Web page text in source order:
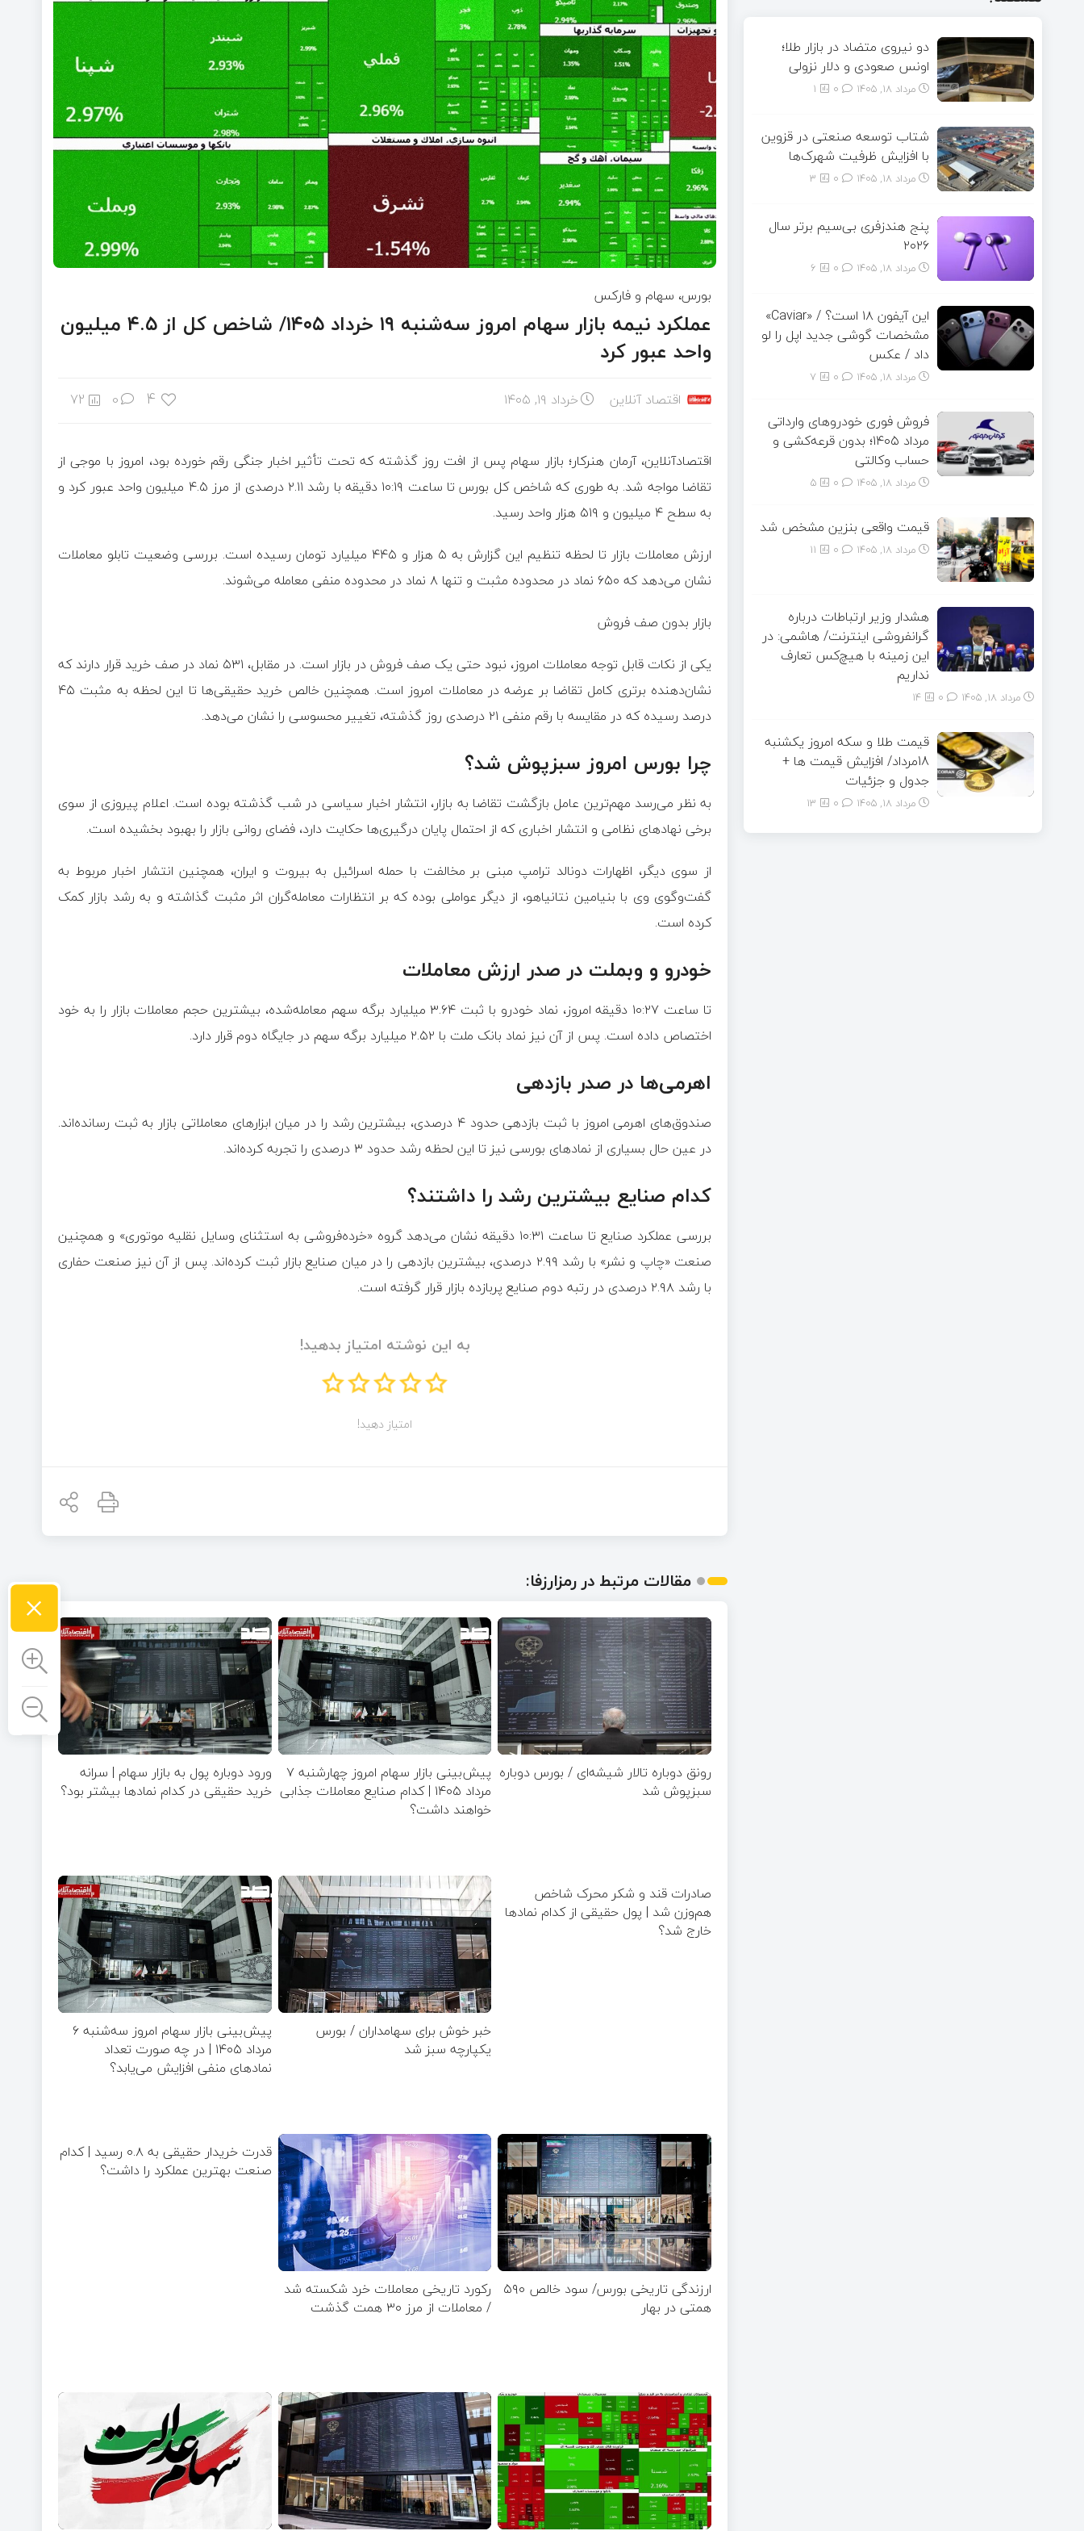
بورس، سهام و فارکس
عملکرد نیمه بازار سهام امروز سه‌شنبه ۱۹ خرداد ۱۴۰۵/ شاخص کل از ۴.۵ میلیون
واحد عبور کرد
اقتصاد آنلاین خرداد ۱۹, ۱۴۰۵ 4
0
72
اقتصادآنلاین، آرمان هنرکار؛ بازار سهام پس از افت روز گذشته که تحت تأثیر اخبار جنگی رقم خورده بود، امروز با موجی از
تقاضا مواجه شد. به طوری که شاخص کل بورس تا ساعت ۱۰:۱۹ دقیقه با رشد ۲.۱۱ درصدی از مرز ۴.۵ میلیون واحد عبور کرد و
به سطح ۴ میلیون و ۵۱۹ هزار واحد رسید.
ارزش معاملات بازار تا لحظه تنظیم این گزارش به ۵ هزار و ۴۴۵ میلیارد تومان رسیده است. بررسی وضعیت تابلو معاملات
نشان می‌دهد که ۶۵۰ نماد در محدوده مثبت و تنها ۸ نماد در محدوده منفی معامله می‌شوند.
بازار بدون صف فروش
یکی از نکات قابل توجه معاملات امروز، نبود حتی یک صف فروش در بازار است. در مقابل، ۵۳۱ نماد در صف خرید قرار دارند که
نشان‌دهنده برتری کامل تقاضا بر عرضه در معاملات امروز است. همچنین خالص خرید حقیقی‌ها تا این لحظه به مثبت ۴۵
درصد رسیده که در مقایسه با رقم منفی ۲۱ درصدی روز گذشته، تغییر محسوسی را نشان می‌دهد.
چرا بورس امروز سبزپوش شد؟
به نظر می‌رسد مهم‌ترین عامل بازگشت تقاضا به بازار، انتشار اخبار سیاسی در شب گذشته بوده است. اعلام پیروزی از سوی
برخی نهاد‌های نظامی و انتشار اخباری که از احتمال پایان درگیری‌ها حکایت دارد، فضای روانی بازار را بهبود بخشیده است.
از سوی دیگر، اظهارات دونالد ترامپ مبنی بر مخالفت با حمله اسرائیل به بیروت و ایران، همچنین انتشار اخبار مربوط به
گفت‌وگوی وی با بنیامین نتانیاهو، از دیگر عواملی بوده که بر انتظارات معامله‌گران اثر مثبت گذاشته و به رشد بازار کمک
کرده است.
خودرو و وبملت در صدر ارزش معاملات
تا ساعت ۱۰:۲۷ دقیقه امروز، نماد خودرو با ثبت ۳.۶۴ میلیارد برگه سهم معامله‌شده، بیشترین حجم معاملات بازار را به خود
اختصاص داده است. پس از آن نیز نماد بانک ملت با ۲.۵۲ میلیارد برگه سهم در جایگاه دوم قرار دارد.
اهرمی‌ها در صدر بازدهی
صندوق‌های اهرمی امروز با ثبت بازدهی حدود ۴ درصدی، بیشترین رشد را در میان ابزار‌های معاملاتی بازار به ثبت رسانده‌اند.
در عین حال بسیاری از نماد‌های بورسی نیز تا این لحظه رشد حدود ۳ درصدی را تجربه کرده‌اند.
کدام صنایع بیشترین رشد را داشتند؟
بررسی عملکرد صنایع تا ساعت ۱۰:۳۱ دقیقه نشان می‌دهد گروه «خرده‌فروشی به استثنای وسایل نقلیه موتوری» و همچنین
صنعت «چاپ و نشر» با رشد ۲.۹۹ درصدی، بیشترین بازدهی را در میان صنایع بازار ثبت کرده‌اند. پس از آن نیز صنعت حفاری
با رشد ۲.۹۸ درصدی در رتبه دوم صنایع پربازده بازار قرار گرفته است.
به این نوشته امتیاز بدهید!
امتیاز دهید!
مقالات مرتبط در رمزارزفا:
رونق دوباره تالار شیشه‌ای / بورس دوباره
سبزپوش شد
پیش‌بینی بازار سهام امروز چهارشنبه ۷
مرداد ۱۴۰۵ | کدام صنایع معاملات جذابی
خواهند داشت؟
ورود دوباره پول به بازار سهام | سرانه
خرید حقیقی در کدام نماد‌ها بیشتر بود؟
صادرات قند و شکر محرک شاخص
هم‌وزن شد | پول حقیقی از کدام نماد‌ها
خارج شد؟
خبر خوش برای سهامداران / بورس
یکپارچه سبز شد
پیش‌بینی بازار سهام امروز سه‌شنبه ۶
مرداد ۱۴۰۵ | در چه صورت تعداد
نماد‌های منفی افزایش می‌یابد؟
ارزندگی تاریخی بورس/ سود خالص ۵۹۰
همتی در بهار
رکورد تاریخی معاملات خرد شکسته شد
/ معاملات از مرز ۳۰ همت گذشت
قدرت خریدار حقیقی به ۰.۸ رسید | کدام
صنعت بهترین عملکرد را داشت؟
دو نیروی متضاد در بازار طلا؛
اونس صعودی و دلار نزولی
مرداد ۱۸, ۱۴۰۵ 1
شتاب توسعه صنعتی در قزوین
با افزایش ظرفیت شهرک‌ها
مرداد ۱۸, ۱۴۰۵ 3
پنج هندزفری بی‌سیم برتر سال
۲۰۲۶
مرداد ۱۸, ۱۴۰۵ 6
این آیفون ۱۸ است؟ / «Caviar»
مشخصات گوشی جدید اپل را لو
داد / عکس
مرداد ۱۸, ۱۴۰۵ 7
فروش فوری خودروهای وارداتی
مرداد ۱۴۰۵؛ بدون قرعه‌کشی و
حساب وکالتی
مرداد ۱۸, ۱۴۰۵ 5
قیمت واقعی بنزین مشخص شد
مرداد ۱۸, ۱۴۰۵ 11
هشدار وزیر ارتباطات درباره
گرانفروشی اینترنت/ هاشمی: در
این زمینه با هیچ‌کس تعارف
نداریم
مرداد ۱۸, ۱۴۰۵ 14
قیمت طلا و سکه امروز یکشنبه
18مرداد/ افزایش قیمت ها +
جدول و جزئیات
مرداد ۱۸, ۱۴۰۵ 13
×